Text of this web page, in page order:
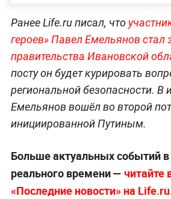
Ранее Life.ru писал, что
героев» Павел Емельянов
правительства Ивановской
посту он будет курировать
региональной безопасности. В
Емельянов вошёл во второй
инициированной Путиным.
Больше актуальных событий
реального времени — читайте
«Последние новости» на Life.ru